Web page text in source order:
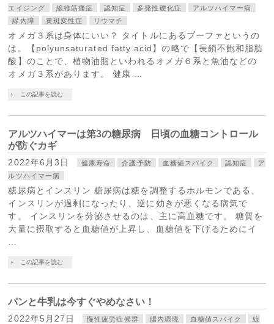
エイジング
線維筋痛症 認知症 多発性硬化症
アルツハイマー病
緑内障
黄斑変性症 リウマチ
オメガ３系は身体にいい？ タイトルにあるプーファというの
は。【polyunsaturated fatty acid】の略で【長鎖不飽和脂肪
酸】のことで、植物油脂といわれるオメガ６系と魚油などの
オメガ３系があります。 健康 …
この記事を読む
アルツハイマーは第3の糖尿病 日頃の血糖コントロール
が防ぐカギ
2022年6月3日 健康寿命 介護予防 血糖値スパイク 認知症
ア
ルツハイマー病
糖尿病とインスリン 糖尿病は糖を調整するホルモンである、
インスリンが過剰になったり、逆に効きが悪くなる病気で
す。 インスリンを分泌させるのは、主に高血糖です。 糖質を
大量に摂取すると血糖値が上昇し、血糖値を下げるためにイ
この記事を読む
パンと牛乳は今すぐやめなさい！
2022年5月27日 慢性疲労症候群 腸内環境 血糖値スパイク
線